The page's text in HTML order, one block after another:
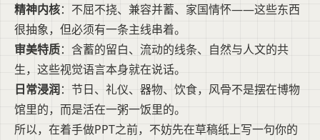
精神内核：不屈不挠、兼容并蓄、家国情怀——这些东西
很抽象，但必须有一条主线串着。
审美特质：含蓄的留白、流动的线条、自然与人文的共
生，这些视觉语言本身就在说话。
日常浸润：节日、礼仪、器物、饮食，风骨不是摆在博物
馆里的，而是活在一粥一饭里的。
所以，在着手做PPT之前，不妨先在草稿纸上写一句你的